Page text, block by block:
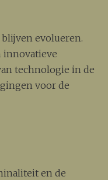
evolueren.
innovatieve
technologie in de
voor de
en de